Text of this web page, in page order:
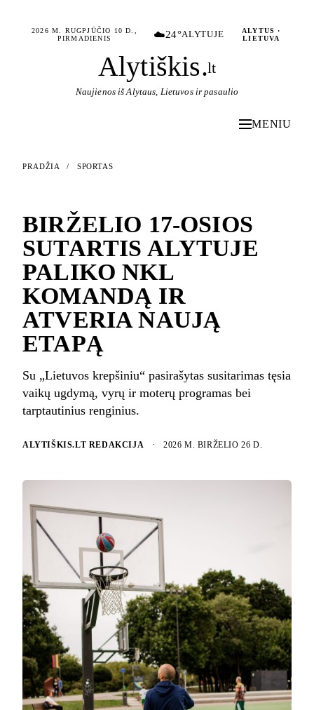
2026 M. RUGPJŪČIO 10 D.,
PIRMADIENIS
☁️24°ALYTUJE
ALYTUS ·
LIETUVA
Alytiškis.lt
Naujienos iš Alytaus, Lietuvos ir pasaulio
MENIU
PRADŽIA / SPORTAS
BIRŽELIO 17-OSIOS
SUTARTIS ALYTUJE
PALIKO NKL
KOMANDĄ IR
ATVERIA NAUJĄ
ETAPĄ
Su „Lietuvos krepšiniu“ pasirašytas susitarimas tęsia
vaikų ugdymą, vyrų ir moterų programas bei
tarptautinius renginius.
ALYTIŠKIS.LT REDAKCIJA · 2026 M. BIRŽELIO 26 D.